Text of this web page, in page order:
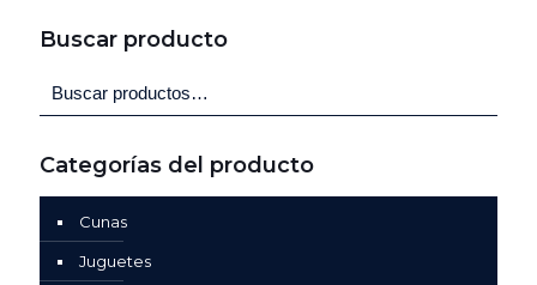
Buscar producto
Categorías del producto
Cunas
Juguetes